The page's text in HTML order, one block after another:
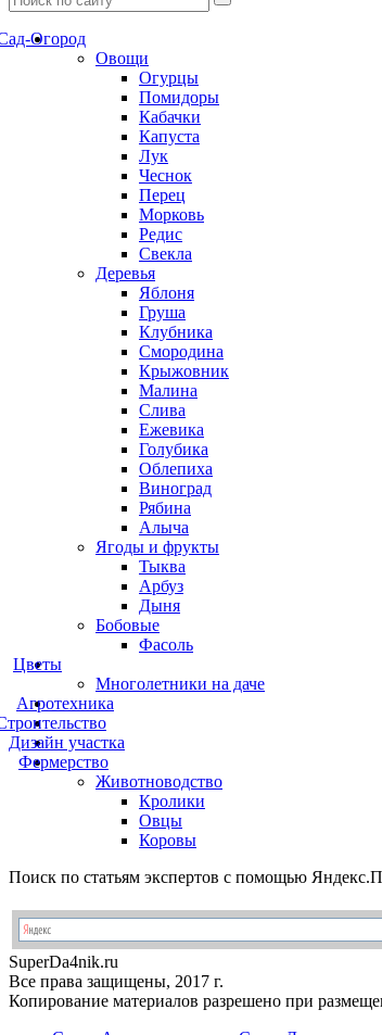
Огород
Овощи
Огурцы
Помидоры
Кабачки
Капуста
Лук
Чеснок
Перец
Морковь
Редис
Свекла
Деревья
Яблоня
Груша
Клубника
Смородина
Крыжовник
Малина
Слива
Ежевика
Голубика
Облепиха
Виноград
Рябина
Алыча
Ягоды и фрукты
Тыква
Арбуз
Дыня
Бобовые
Фасоль
Цветы
Многолетники на даче
Агротехника
Дизайн участка
Фермерство
Животноводство
Кролики
Овцы
Коровы
Поиск по статьям экспертов с помощью
SuperDa4nik.ru
Все права защищены, 2017 г.
Копирование материалов разрешено при